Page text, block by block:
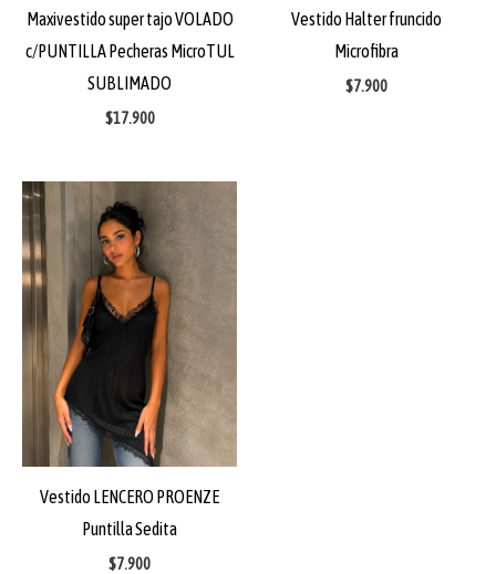
Maxivestido super tajo VOLADO
c/PUNTILLA Pecheras MicroTUL
SUBLIMADO
$17.900
Vestido Halter fruncido
Microfibra
$7.900
Vestido LENCERO PROENZE
Puntilla Sedita
$7.900